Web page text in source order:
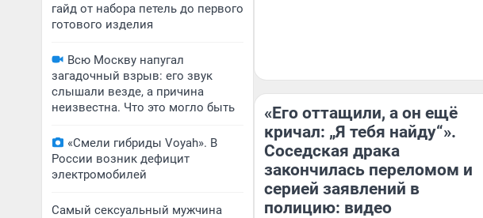
гайд от набора петель до первого
готового изделия
Всю Москву напугал
загадочный взрыв: его звук
слышали везде, а причина
неизвестна. Что это могло быть
«Смели гибриды Voyah». В
России возник дефицит
электромобилей
Самый сексуальный мужчина
«Его оттащили, а он ещё
кричал: „Я тебя найду“».
Соседская драка
закончилась переломом и
серией заявлений в
полицию: видео